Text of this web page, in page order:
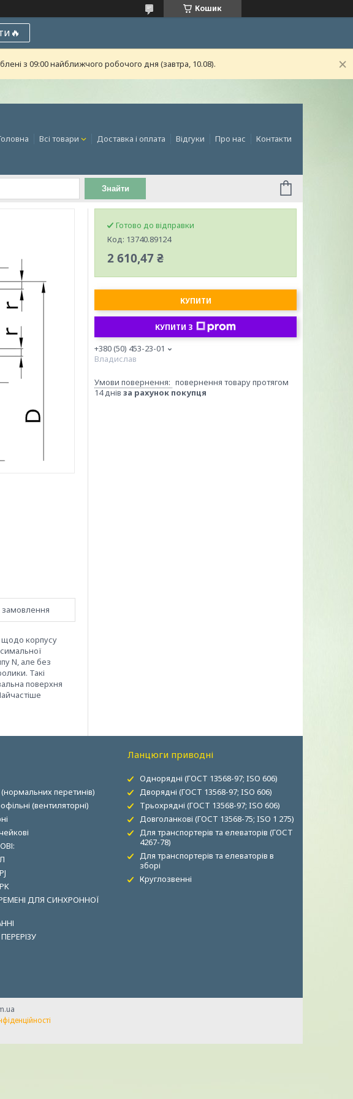
Кошик
з 09:00 найближчого робочого дня (завтра, 10.08).
Всі товари Доставка і оплата Відгуки Про нас Контакти
Знайти
замовлення
щодо корпусу
N, але без
Такі
поверхня
Готово до відправки
Код: 13740.89124
2 610,47 ₴
КУПИТИ
КУПИТИ З
+380 (50) 453-23-01
Владислав
повернення товару протягом
14 днів за рахунок покупця
(нормальних перетинів)
(вентиляторні)
ДЛЯ СИНХРОННОЇ
Ланцюги приводні
Однорядні (ГОСТ 13568-97; ISO 606)
Дворядні (ГОСТ 13568-97; ISO 606)
Трьохрядні (ГОСТ 13568-97; ISO 606)
Довголанкові (ГОСТ 13568-75; ISO 1 275)
Для транспортерів та елеваторів (ГОСТ
4267-78)
Для транспортерів та елеваторів в
зборі
Круглозвенні